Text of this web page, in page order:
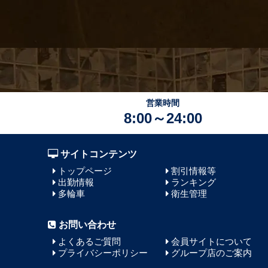
営業時間
8:00～24:00
サイトコンテンツ
トップページ
割引情報等
出勤情報
ランキング
多輪車
衛生管理
お問い合わせ
よくあるご質問
会員サイトについて
プライバシーポリシー
グループ店のご案内